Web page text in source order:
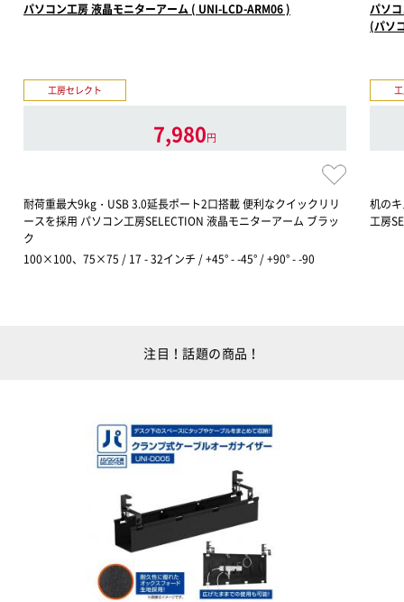
パソコン工房 液晶モニターアーム ( UNI-LCD-ARM06 )
工房セレクト
7,980円
耐荷重最大9kg・USB 3.0延長ポート2口搭載 便利なクイックリリ
ースを採用 パソコン工房SELECTION 液晶モニターアーム ブラッ
ク
100×100、75×75 / 17 - 32インチ / +45° - -45° / +90° - -90
パソ
(パソ
机の
工房
注目！話題の商品！